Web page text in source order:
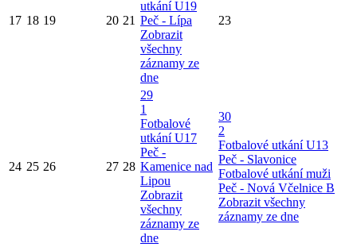
17 18 19 20 21
utkání U19
Peč - Lípa
Zobrazit
všechny
záznamy ze
dne
23
24 25 26 27 28
29
1
Fotbalové
utkání U17
Peč -
Kamenice nad
Lipou
Zobrazit
všechny
záznamy ze
dne
30
2
Fotbalové utkání U13
Peč - Slavonice
Fotbalové utkání muži
Peč - Nová Včelnice B
Zobrazit všechny
záznamy ze dne